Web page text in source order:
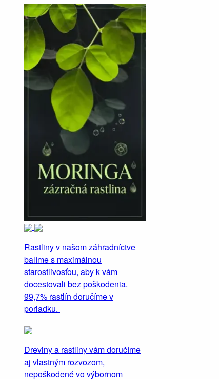
Rastliny v našom záhradníctve
balíme s maximálnou
starostlivosťou, aby k vám
docestovali bez poškodenia.
99,7% rastlín doručíme v
poriadku.
Dreviny a rastliny vám doručíme
aj vlastným rozvozom,
nepoškodené vo výbornom